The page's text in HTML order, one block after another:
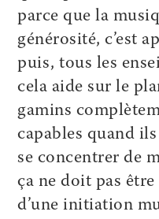
parce que la
générosité, c’est
puis, tous les
cela aide sur le
gamins
capables quand
se concentrer de
ça ne doit pas
d’une initiation